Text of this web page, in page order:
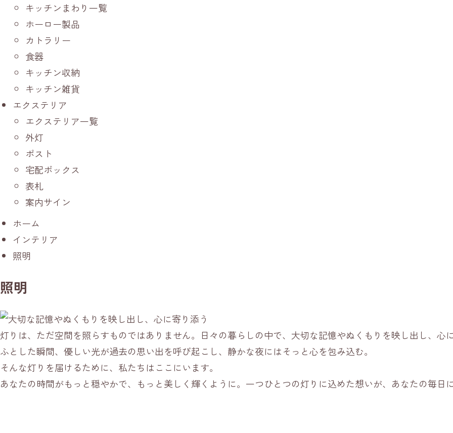
キッチンまわり一覧
ホーロー製品
カトラリー
食器
キッチン収納
キッチン雑貨
エクステリア
エクステリア一覧
外灯
ポスト
宅配ボックス
表札
案内サイン
ホーム
インテリア
照明
照明
灯りは、ただ空間を照らすものではありません。日々の暮らしの中で、大切な記憶やぬくもりを映し出し、心
ふとした瞬間、優しい光が過去の思い出を呼び起こし、静かな夜にはそっと心を包み込む。
そんな灯りを届けるために、私たちはここにいます。
あなたの時間がもっと穏やかで、もっと美しく輝くように。一つひとつの灯りに込めた想いが、あなたの毎日